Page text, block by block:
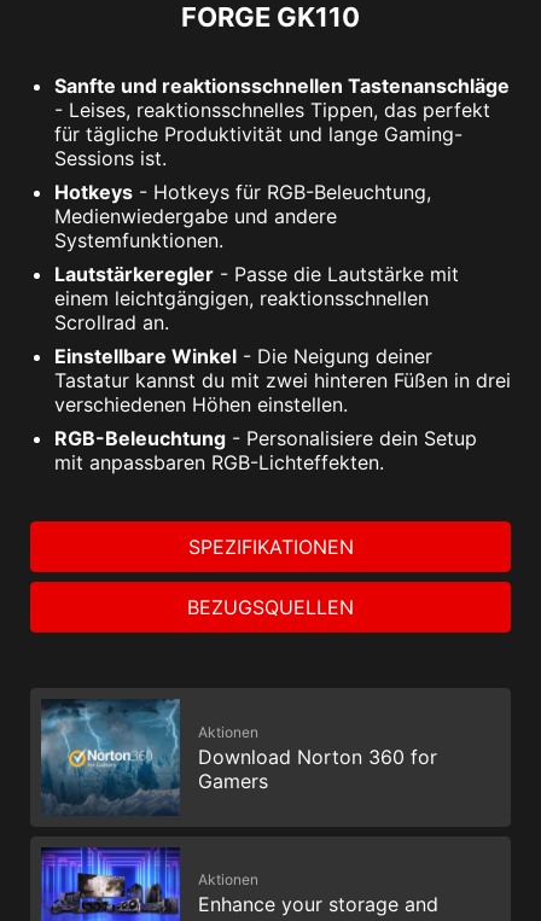
FORGE GK110
Sanfte und reaktionsschnellen Tastenanschläge
- Leises, reaktionsschnelles Tippen, das perfekt
für tägliche Produktivität und lange Gaming-
Sessions ist.
Hotkeys - Hotkeys für RGB-Beleuchtung,
Medienwiedergabe und andere
Systemfunktionen.
Lautstärkeregler - Passe die Lautstärke mit
einem leichtgängigen, reaktionsschnellen
Scrollrad an.
Einstellbare Winkel - Die Neigung deiner
Tastatur kannst du mit zwei hinteren Füßen in drei
verschiedenen Höhen einstellen.
RGB-Beleuchtung - Personalisiere dein Setup
mit anpassbaren RGB-Lichteffekten.
SPEZIFIKATIONEN
BEZUGSQUELLEN
Aktionen
Download Norton 360 for
Gamers
Aktionen
Enhance your storage and